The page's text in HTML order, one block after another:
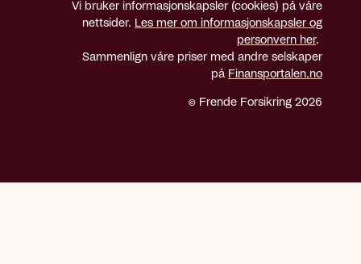
Vi bruker informasjonskapsler (cookies) på våre
nettsider. Les mer om informasjonskapsler og
personvern her.
Sammenlign våre priser med andre selskaper
på Finansportalen.no
© Frende Forsikring 2026